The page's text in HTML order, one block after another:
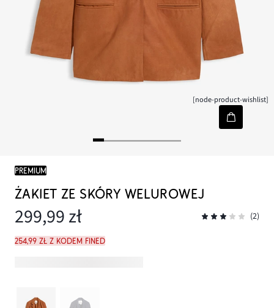
[node-product-wishlist]
PREMIUM
ŻAKIET ZE SKÓRY WELUROWEJ
299,99 zł (2)
254,99 zł z kodem FINED